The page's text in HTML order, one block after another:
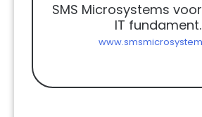
SMS Microsystems
IT fundament.